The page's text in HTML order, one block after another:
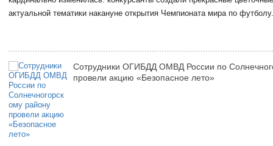
актуальной тематики накануне открытия Чемпионата мира по футболу.
Сотрудники ОГИБДД ОМВД России по
провели акцию «Безопасное лето»